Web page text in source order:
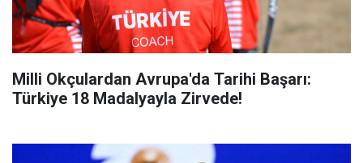
Milli Okçulardan Avrupa'da Tarihi Başarı:
Türkiye 18 Madalyayla Zirvede!